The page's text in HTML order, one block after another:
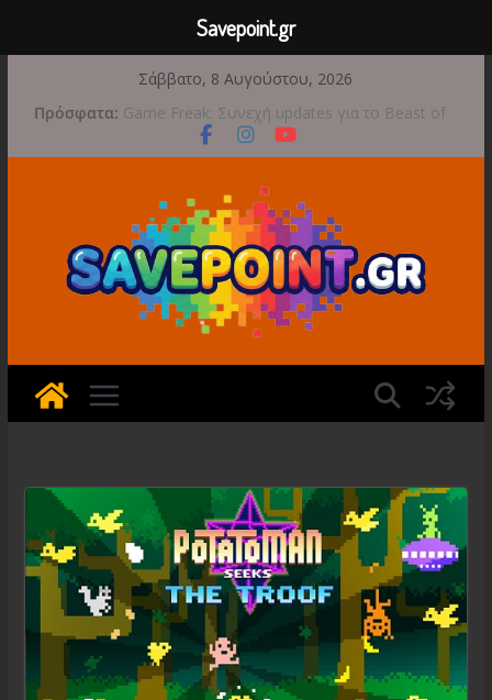
περιεχόμενο
Σάββατο, 8 Αυγούστου, 2026
Πρόσφατα: Game Freak: Συνεχή updates για το Beast of
Reincarnation μετά την ανάμεικτη υποδοχή
Μια φωτογραφική περιπέτεια συνεχίζεται στο
Διασχίστε τους ουρανούς με το Wild Blue
Skies αυτό το φθινόπωρο
Διακοπές και παιχνίδι για όλη την οικογένεια!
Έρχεται 1η Σεπτεμβρίου το Crimson Moon
Savepoint.gr